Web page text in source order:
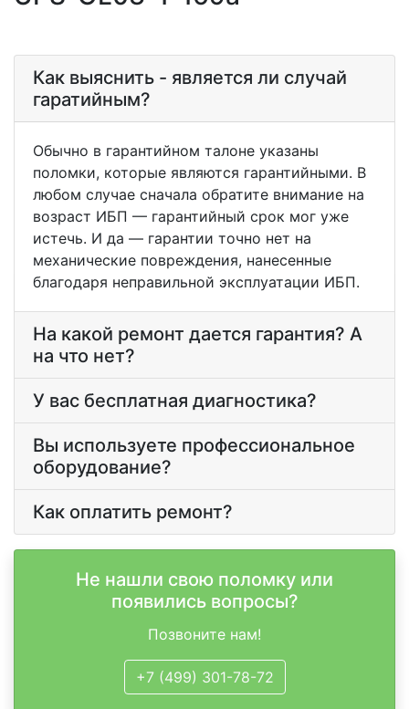
Как выяснить - является ли случай
гаратийным?
Обычно в гарантийном талоне указаны
поломки, которые являются гарантийными. В
любом случае сначала обратите внимание на
возраст ИБП — гарантийный срок мог уже
истечь. И да — гарантии точно нет на
механические повреждения, нанесенные
благодаря неправильной эксплуатации ИБП.
На какой ремонт дается гарантия? А
на что нет?
У вас бесплатная диагностика?
Вы используете профессиональное
оборудование?
Как оплатить ремонт?
Не нашли свою поломку или
появились вопросы?
Позвоните нам!
+7 (499) 301-78-72